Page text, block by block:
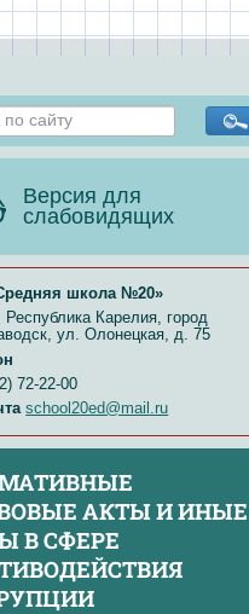
Версия для
слабовидящих
школа №20»
Республика Карелия, город
ул. Олонецкая, д. 75
72-22-00
school20ed@mail.ru
АКТЫ И ИНЫЕ
В СФЕРЕ